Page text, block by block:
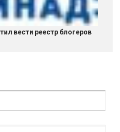
вести реестр блогеров